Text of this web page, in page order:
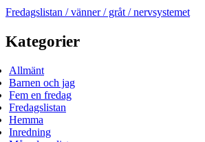
Fredagslistan / vänner / gråt / nervsystemet
Kategorier
Allmänt
Barnen och jag
Fem en fredag
Fredagslistan
Hemma
Inredning